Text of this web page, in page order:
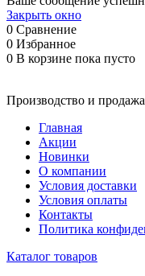
Закрыть окно
0 Сравнение
0 Избранное
0 В корзине пока пусто
Производство и
Главная
Акции
Новинки
О компании
Условия доставки
Условия оплаты
Контакты
Политика
Каталог товаров